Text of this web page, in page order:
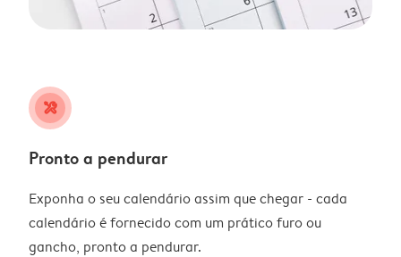
tools
Pronto a pendurar
Exponha o seu calendário assim que chegar - cada
calendário é fornecido com um prático furo ou
gancho, pronto a pendurar.